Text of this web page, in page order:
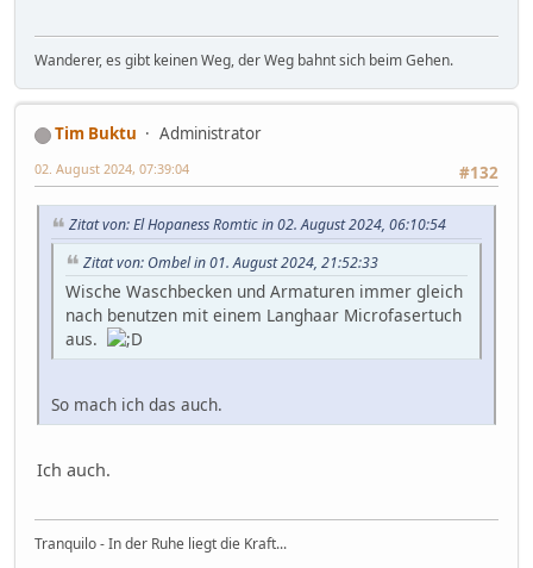
Wanderer, es gibt keinen Weg, der Weg bahnt sich beim Gehen.
Tim Buktu
Administrator
#132
02. August 2024, 07:39:04
Zitat von: El Hopaness Romtic in 02. August 2024, 06:10:54
Zitat von: Ombel in 01. August 2024, 21:52:33
Wische Waschbecken und Armaturen immer gleich
nach benutzen mit einem Langhaar Microfasertuch
aus.
So mach ich das auch.
Ich auch.
Tranquilo - In der Ruhe liegt die Kraft...